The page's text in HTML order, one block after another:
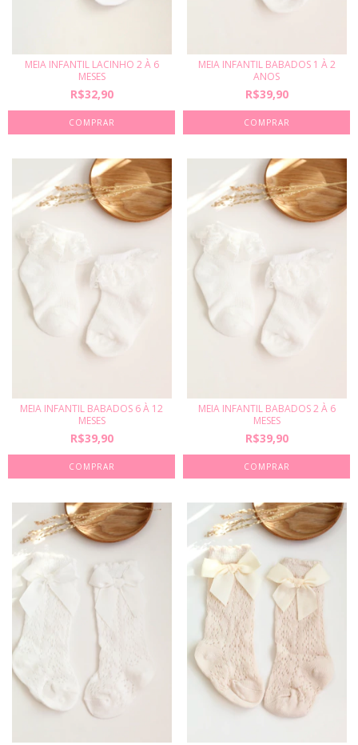
MEIA INFANTIL LACINHO 2 À 6
MESES
R$32,90
MEIA INFANTIL BABADOS 1 À 2
ANOS
R$39,90
MEIA INFANTIL BABADOS 6 À 12
MESES
R$39,90
MEIA INFANTIL BABADOS 2 À 6
MESES
R$39,90